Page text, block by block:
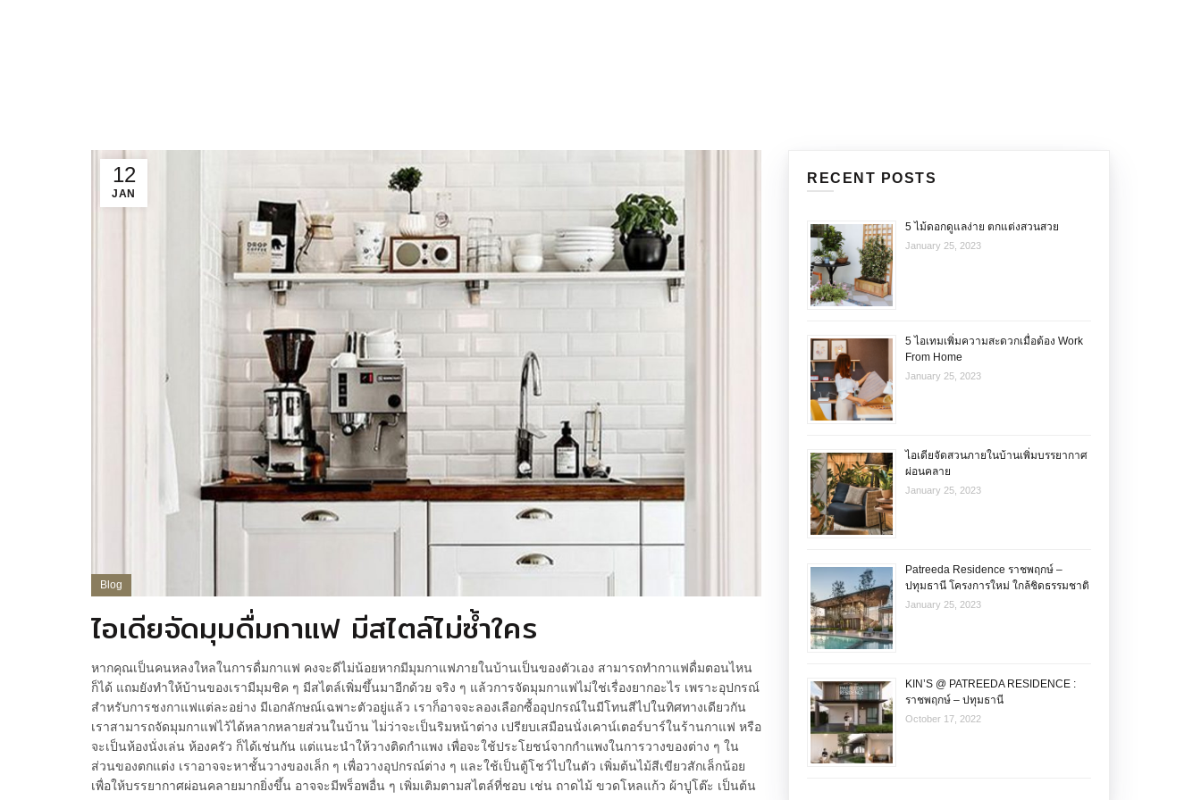
12
JAN
Blog
ไอเดียจัดมุมดื่มกาแฟ มีสไตล์ไม่ซ้ำใคร
หากคุณเป็นคนหลงใหลในการดื่มกาแฟ คงจะดีไม่น้อยหากมีมุมกาแฟภายในบ้านเป็นของตัวเอง สามารถทำกาแฟดื่มตอนไหน
ก็ได้ แถมยังทำให้บ้านของเรามีมุมชิค ๆ มีสไตล์เพิ่มขึ้นมาอีกด้วย จริง ๆ แล้วการจัดมุมกาแฟไม่ใช่เรื่องยากอะไร เพราะอุปกรณ์
สำหรับการชงกาแฟแต่ละอย่าง มีเอกลักษณ์เฉพาะตัวอยู่แล้ว เราก็อาจจะลองเลือกซื้ออุปกรณ์ในมีโทนสีไปในทิศทางเดียวกัน
เราสามารถจัดมุมกาแฟไว้ได้หลากหลายส่วนในบ้าน ไม่ว่าจะเป็นริมหน้าต่าง เปรียบเสมือนนั่งเคาน์เตอร์บาร์ในร้านกาแฟ หรือ
จะเป็นห้องนั่งเล่น ห้องครัว ก็ได้เช่นกัน แต่แนะนำให้วางติดกำแพง เพื่อจะใช้ประโยชน์จากกำแพงในการวางของต่าง ๆ ใน
ส่วนของตกแต่ง เราอาจจะหาชั้นวางของเล็ก ๆ เพื่อวางอุปกรณ์ต่าง ๆ และใช้เป็นตู้โชว์ไปในตัว เพิ่มต้นไม้สีเขียวสักเล็กน้อย
เพื่อให้บรรยากาศผ่อนคลายมากยิ่งขึ้น อาจจะมีพร็อพอื่น ๆ เพิ่มเติมตามสไตล์ที่ชอบ เช่น ถาดไม้ ขวดโหลแก้ว ผ้าปูโต๊ะ เป็นต้น
RECENT POSTS
5 ไม้ดอกดูแลง่าย ตกแต่งสวนสวย
January 25, 2023
5 ไอเทมเพิ่มความสะดวกเมื่อต้อง Work
From Home
January 25, 2023
ไอเดียจัดสวนภายในบ้านเพิ่มบรรยากาศ
ผ่อนคลาย
January 25, 2023
Patreeda Residence ราชพฤกษ์ –
ปทุมธานี โครงการใหม่ ใกล้ชิดธรรมชาติ
January 25, 2023
KIN’S @ PATREEDA RESIDENCE :
ราชพฤกษ์ – ปทุมธานี
October 17, 2022